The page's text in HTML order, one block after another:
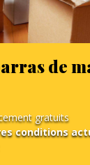
de
gratuits
conditions